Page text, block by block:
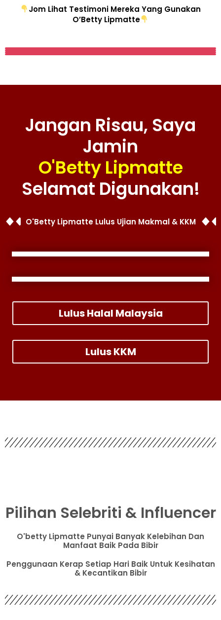
Jom Lihat Testimoni Mereka Yang Gunakan
O’Betty Lipmatte
Jangan Risau, Saya
Jamin
O'Betty Lipmatte
Selamat Digunakan!
O'Betty Lipmatte Lulus Ujian Makmal & KKM
Lulus Halal Malaysia
Lulus KKM
Pilihan Selebriti & Influencer
O'betty Lipmatte Punyai Banyak Kelebihan Dan
Manfaat Baik Pada Bibir
Penggunaan Kerap Setiap Hari Baik Untuk Kesihatan
& Kecantikan Bibir